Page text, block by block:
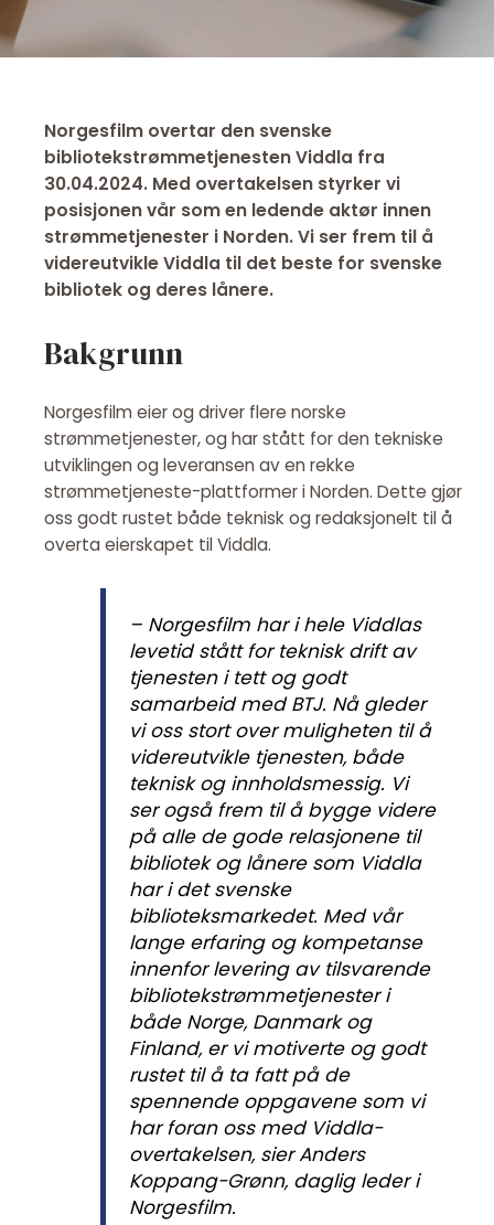
Norgesfilm overtar den svenske
bibliotekstrømmetjenesten Viddla fra
30.04.2024. Med overtakelsen styrker vi
posisjonen vår som en ledende aktør innen
strømmetjenester i Norden. Vi ser frem til å
videreutvikle Viddla til det beste for svenske
bibliotek og deres lånere.
Bakgrunn
Norgesfilm eier og driver flere norske
strømmetjenester, og har stått for den tekniske
utviklingen og leveransen av en rekke
strømmetjeneste-plattformer i Norden. Dette gjør
oss godt rustet både teknisk og redaksjonelt til å
overta eierskapet til Viddla.
– Norgesfilm har i hele Viddlas
levetid stått for teknisk drift av
tjenesten i tett og godt
samarbeid med BTJ. Nå gleder
vi oss stort over muligheten til å
videreutvikle tjenesten, både
teknisk og innholdsmessig. Vi
ser også frem til å bygge videre
på alle de gode relasjonene til
bibliotek og lånere som Viddla
har i det svenske
biblioteksmarkedet. Med vår
lange erfaring og kompetanse
innenfor levering av tilsvarende
bibliotekstrømmetjenester i
både Norge, Danmark og
Finland, er vi motiverte og godt
rustet til å ta fatt på de
spennende oppgavene som vi
har foran oss med Viddla-
overtakelsen, sier Anders
Koppang-Grønn, daglig leder i
Norgesfilm.